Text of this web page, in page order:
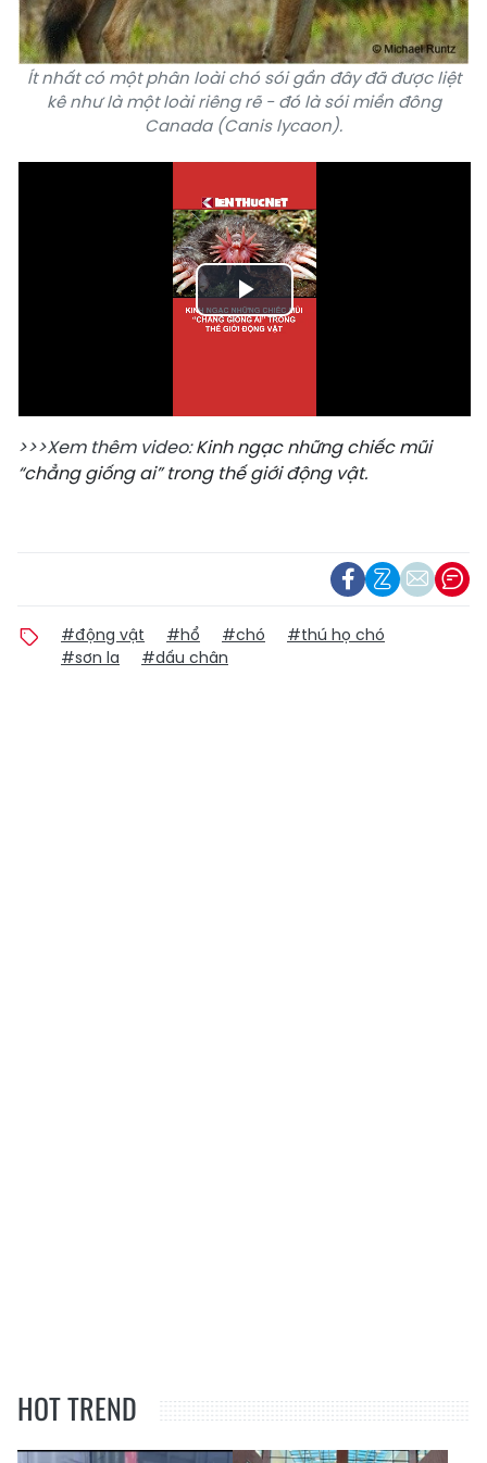
Ít nhất có một phân loài chó sói gần đây đã được liệt
kê như là một loài riêng rẽ - đó là sói miền đông
Canada (Canis lycaon).
Play
>>>Xem thêm video:Kinh ngạc những chiếc mũi
“chẳng giống ai” trong thế giới động vật.
#động vật #hổ #chó
#thú họ chó
#sơn la
#dấu chân
HOT TREND